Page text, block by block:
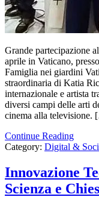
Grande partecipazione
aprile in Vaticano,
Famiglia nei giardini
straordinaria di Katia
internazionale e artista
diversi campi delle arti
cinema alla
Continue Reading
Category: Digital &
Innovazione
Scienza e